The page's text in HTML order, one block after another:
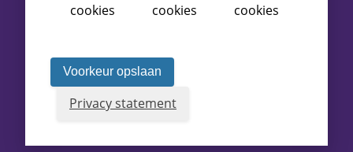
cookies
cookies
cookies
Voorkeur opslaan
Privacy statement